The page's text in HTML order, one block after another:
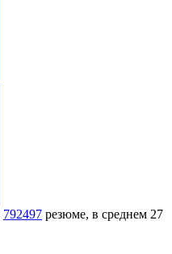
792497 резюме, в среднем 27